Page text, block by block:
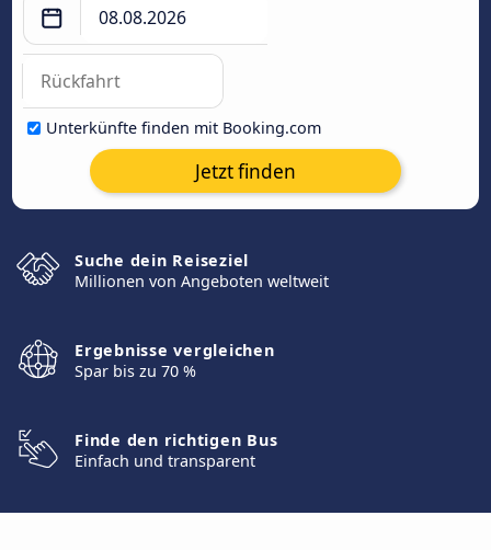
Unterkünfte finden mit Booking.com
Jetzt finden
Suche dein Reiseziel
Millionen von Angeboten weltweit
Ergebnisse vergleichen
Spar bis zu 70 %
Finde den richtigen Bus
Einfach und transparent